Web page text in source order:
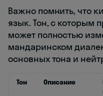
Важно помнить, что
язык. Тон, с которым
может полностью
мандаринском
основных тона и
Тон Описание